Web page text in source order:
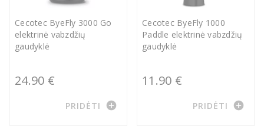
Cecotec ByeFly 3000 Go
elektrinė vabzdžių
gaudyklė
24.90 €
PRIDĖTI add_circle
Cecotec ByeFly 1000
Paddle elektrinė vabzdžių
gaudyklė
11.90 €
PRIDĖTI add_circle